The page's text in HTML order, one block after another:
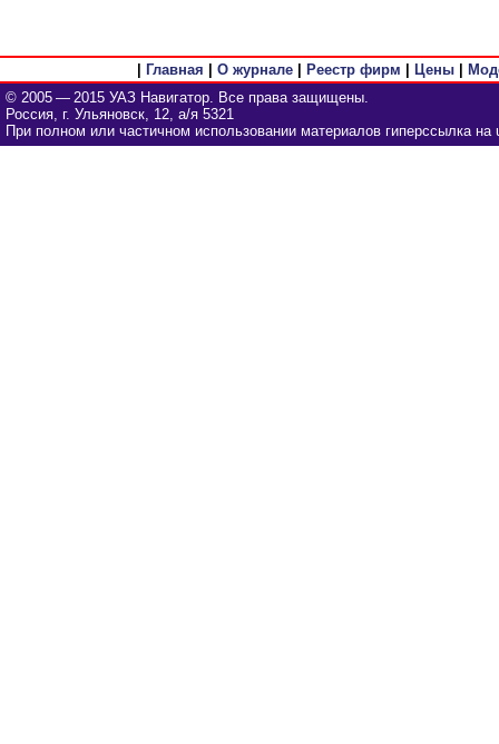
Главная О журнале| Реестр фирм Цены|
© 2005 — 2015 УАЗ Навигатор. Все права защищены.
Россия, г. Ульяновск, 12, а/я 5321
При полном или частичном использовании материалов гиперссылка на